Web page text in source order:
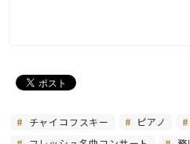
チャイコフスキー ピアノ